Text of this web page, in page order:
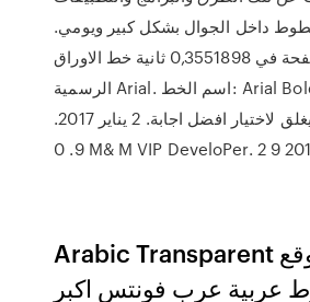
داخل الجوال بشكل كبير ويومي.
تم تحميل الصفحة في 0,3551898 ثانية خط الاوراق
الرسمية Arial. اسم الخط: Arial Bold. أنقر للتوسيع.
مشكور حبيبي ويغلق لاختيار افضل اجابة. 2 يناير 2017.
Arabic Transparent مجانا في موقع
عربية عرب فونتس اكبر